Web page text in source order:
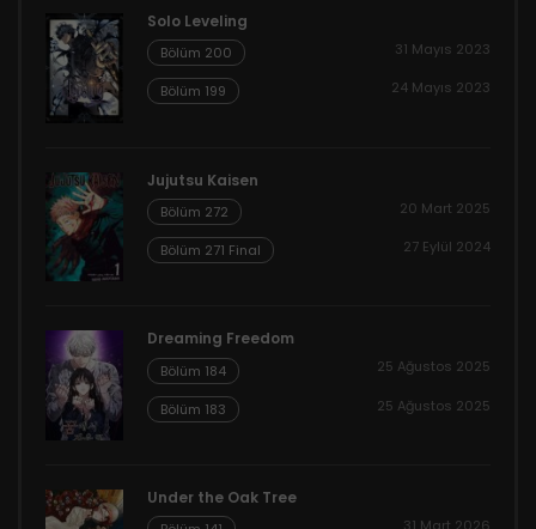
Solo Leveling
Bölüm 200 31 Mayıs 2023
Bölüm 199 24 Mayıs 2023
Jujutsu Kaisen
Bölüm 272 20 Mart 2025
Bölüm 271 Final 27 Eylül 2024
Dreaming Freedom
Bölüm 184 25 Ağustos 2025
Bölüm 183 25 Ağustos 2025
Under the Oak Tree